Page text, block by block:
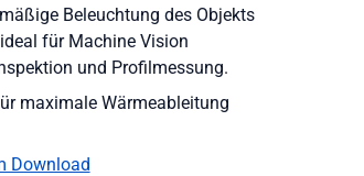
Beleuchtung des Objekts
für Machine Vision
und Profilmessung.
maximale Wärmeableitung
Download